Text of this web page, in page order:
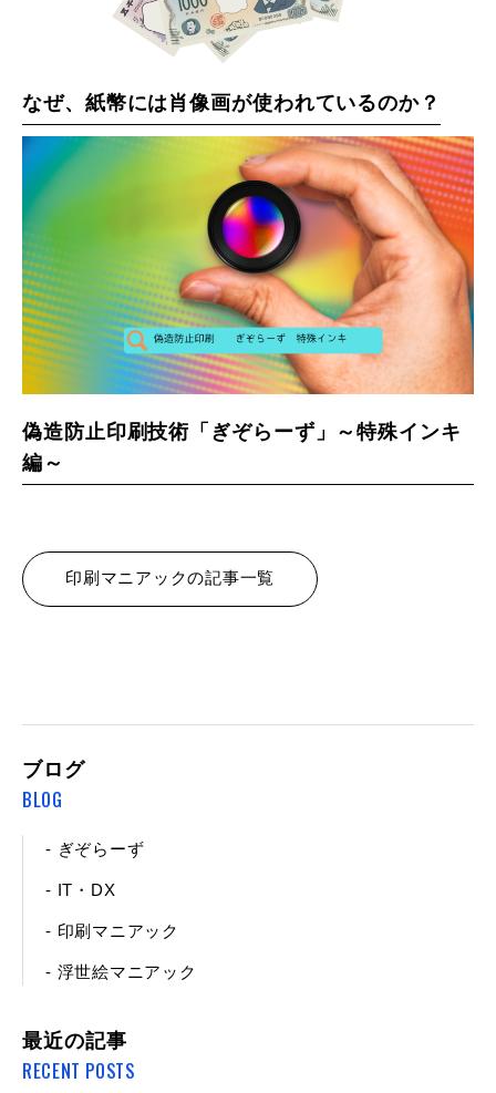
なぜ、紙幣には肖像画が使われているのか？
偽造防止印刷技術「ぎぞらーず」～特殊インキ
編～
印刷マニアックの記事一覧
ブログ
BLOG
- ぎぞらーず
- IT・DX
- 印刷マニアック
- 浮世絵マニアック
最近の記事
RECENT POSTS